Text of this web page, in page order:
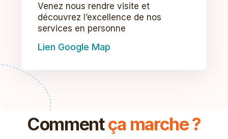
Venez nous rendre visite et
découvrez l’excellence de nos
services en personne
Lien Google Map
Commentça marche ?